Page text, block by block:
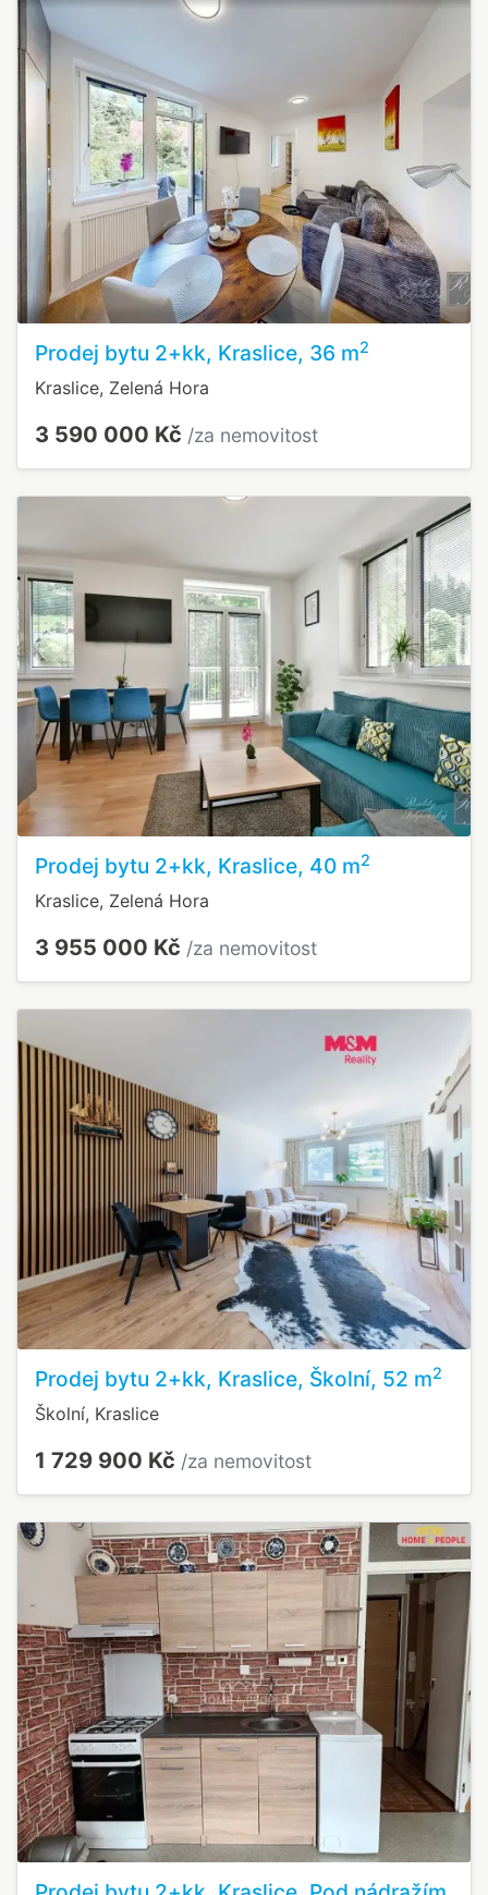
Prodej bytu 2+kk, Kraslice, 36 m2
Kraslice, Zelená Hora
3 590 000 Kč /za nemovitost
Prodej bytu 2+kk, Kraslice, 40 m2
Kraslice, Zelená Hora
3 955 000 Kč /za nemovitost
Prodej bytu 2+kk, Kraslice, Školní, 52 m2
Školní, Kraslice
1 729 900 Kč /za nemovitost